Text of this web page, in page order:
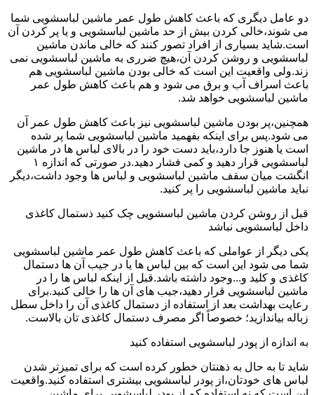
دو عامل دیگری که باعث کاهش طول عمر ماشین لباسشویی شما
می شوند،خالی کردن بیش از حد ماشین لباسشویی و یا پر کردن آن
است.شاید بسیاری از افراد تصور کنند که خالی ماندن ماشین
لباسشویی و روشن کردن آن،هیچ ضرری به ماشین لباسشویی نمی
زند.ولی واقعیت این است که خالی بودن ماشین لباسشویی هم
باعث اسراف آب و برق می شود و هم باعث کاهش طول عمر
ماشین لباسشویی خواهد شد.
همچنین،پر بودن ماشین لباسشویی نیز باعث کاهش طول عمر آن
می شود.پس برای اینکه بفهمید ماشین لباسشویی شما پر شده
است یا هنوز جا دارد،باید دست خود را در بالای لباس ها در ماشین
لباسشویی قرار دهید و کمی فشار دهید.در صورتی که اندازه ۱
انگشت میان سقف ماشین لباسشویی و لباس ها وجود داشت،دیگر
نباید ماشین لباسشویی را پر کنید.
قبل از روشن کردن ماشین لباسشویی چک کنید ذستمال کاغذی
داخل لباسشویی نباشد
یکی دیگر از عواملی که باعث کاهش طول عمر ماشین لباسشویی
شما می شود این است که بین لباس ها یا در جیب آن ها دستمال
کاغذی و کلید و...وجود داشته باشد.قبل از اینکه لباس ها را در
ماشین لباسشویی قرار دهید،جیب های آن ها را خالی کنید.برای
رعایت بهداشت بعد از استفاده از دستمال کاغذی آن را داخل سطل
زباله بیاندازید؛ خصوصاً اگر مصرف دستمال کاغذی تان بالاست.
به اندازه از پودر لباسشویی استفاده کنید
شاید تا به حال به ذهنتان خطور کرده است که برای تمیزتر شدن
لباس های خودتان،از پودر لباسشویی بیشتری استفاده کنید.واقعیت